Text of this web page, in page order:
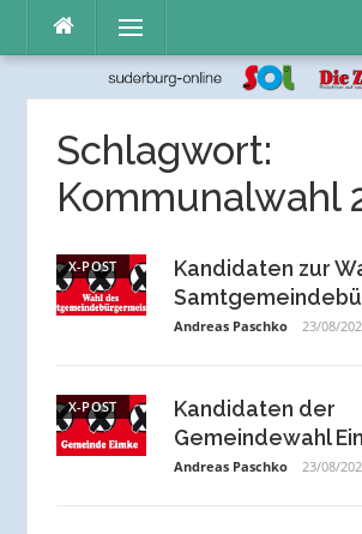
Inhalt
Menü
Schlagwort:
Kommunalwahl
X-POST
Kandidaten zur
Andreas Paschko 23/08/
X-POST
Kandidaten der
Gemeindewahl
Andreas Paschko 23/08/